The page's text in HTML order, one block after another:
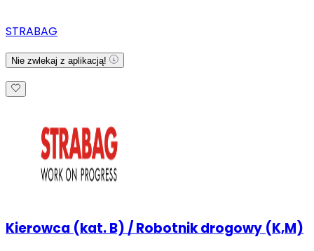
STRABAG
Nie zwlekaj z aplikacją!
Kierowca (kat. B) / Robotnik drogowy (K,M)